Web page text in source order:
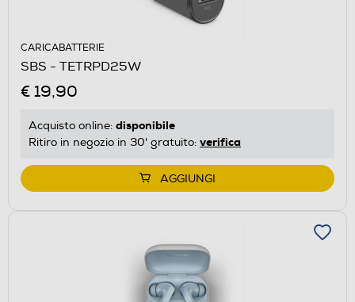
CARICABATTERIE
SBS - TETRPD25W
€ 19,90
Acquisto online: disponibile
Ritiro in negozio in 30' gratuito: verifica
AGGIUNGI